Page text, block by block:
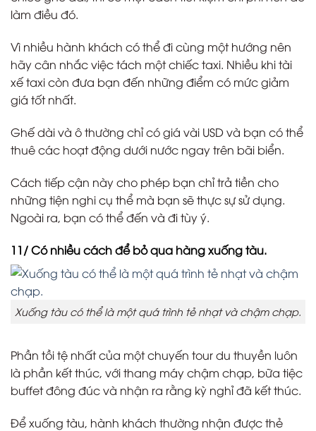
làm điều đó.
Vì nhiều hành khách có thể đi cùng một hướng nên
hãy cân nhắc việc tách một chiếc taxi. Nhiều khi tài
xế taxi còn đưa bạn đến những điểm có mức giảm
giá tốt nhất.
Ghế dài và ô thường chỉ có giá vài USD và bạn có thể
thuê các hoạt động dưới nước ngay trên bãi biển.
Cách tiếp cận này cho phép bạn chỉ trả tiền cho
những tiện nghi cụ thể mà bạn sẽ thực sự sử dụng.
Ngoài ra, bạn có thể đến và đi tùy ý.
11/ Có nhiều cách để bỏ qua hàng xuống tàu.
Xuống tàu có thể là một quá trình tẻ nhạt và chậm chạp.
Phần tồi tệ nhất của một chuyến tour du thuyền luôn
là phần kết thúc, với thang máy chậm chạp, bữa tiệc
buffet đông đúc và nhận ra rằng kỳ nghỉ đã kết thúc.
Để xuống tàu, hành khách thường nhận được thẻ